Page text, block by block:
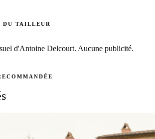
DU TAILLEUR
d'Antoine Delcourt. Aucune publicité.